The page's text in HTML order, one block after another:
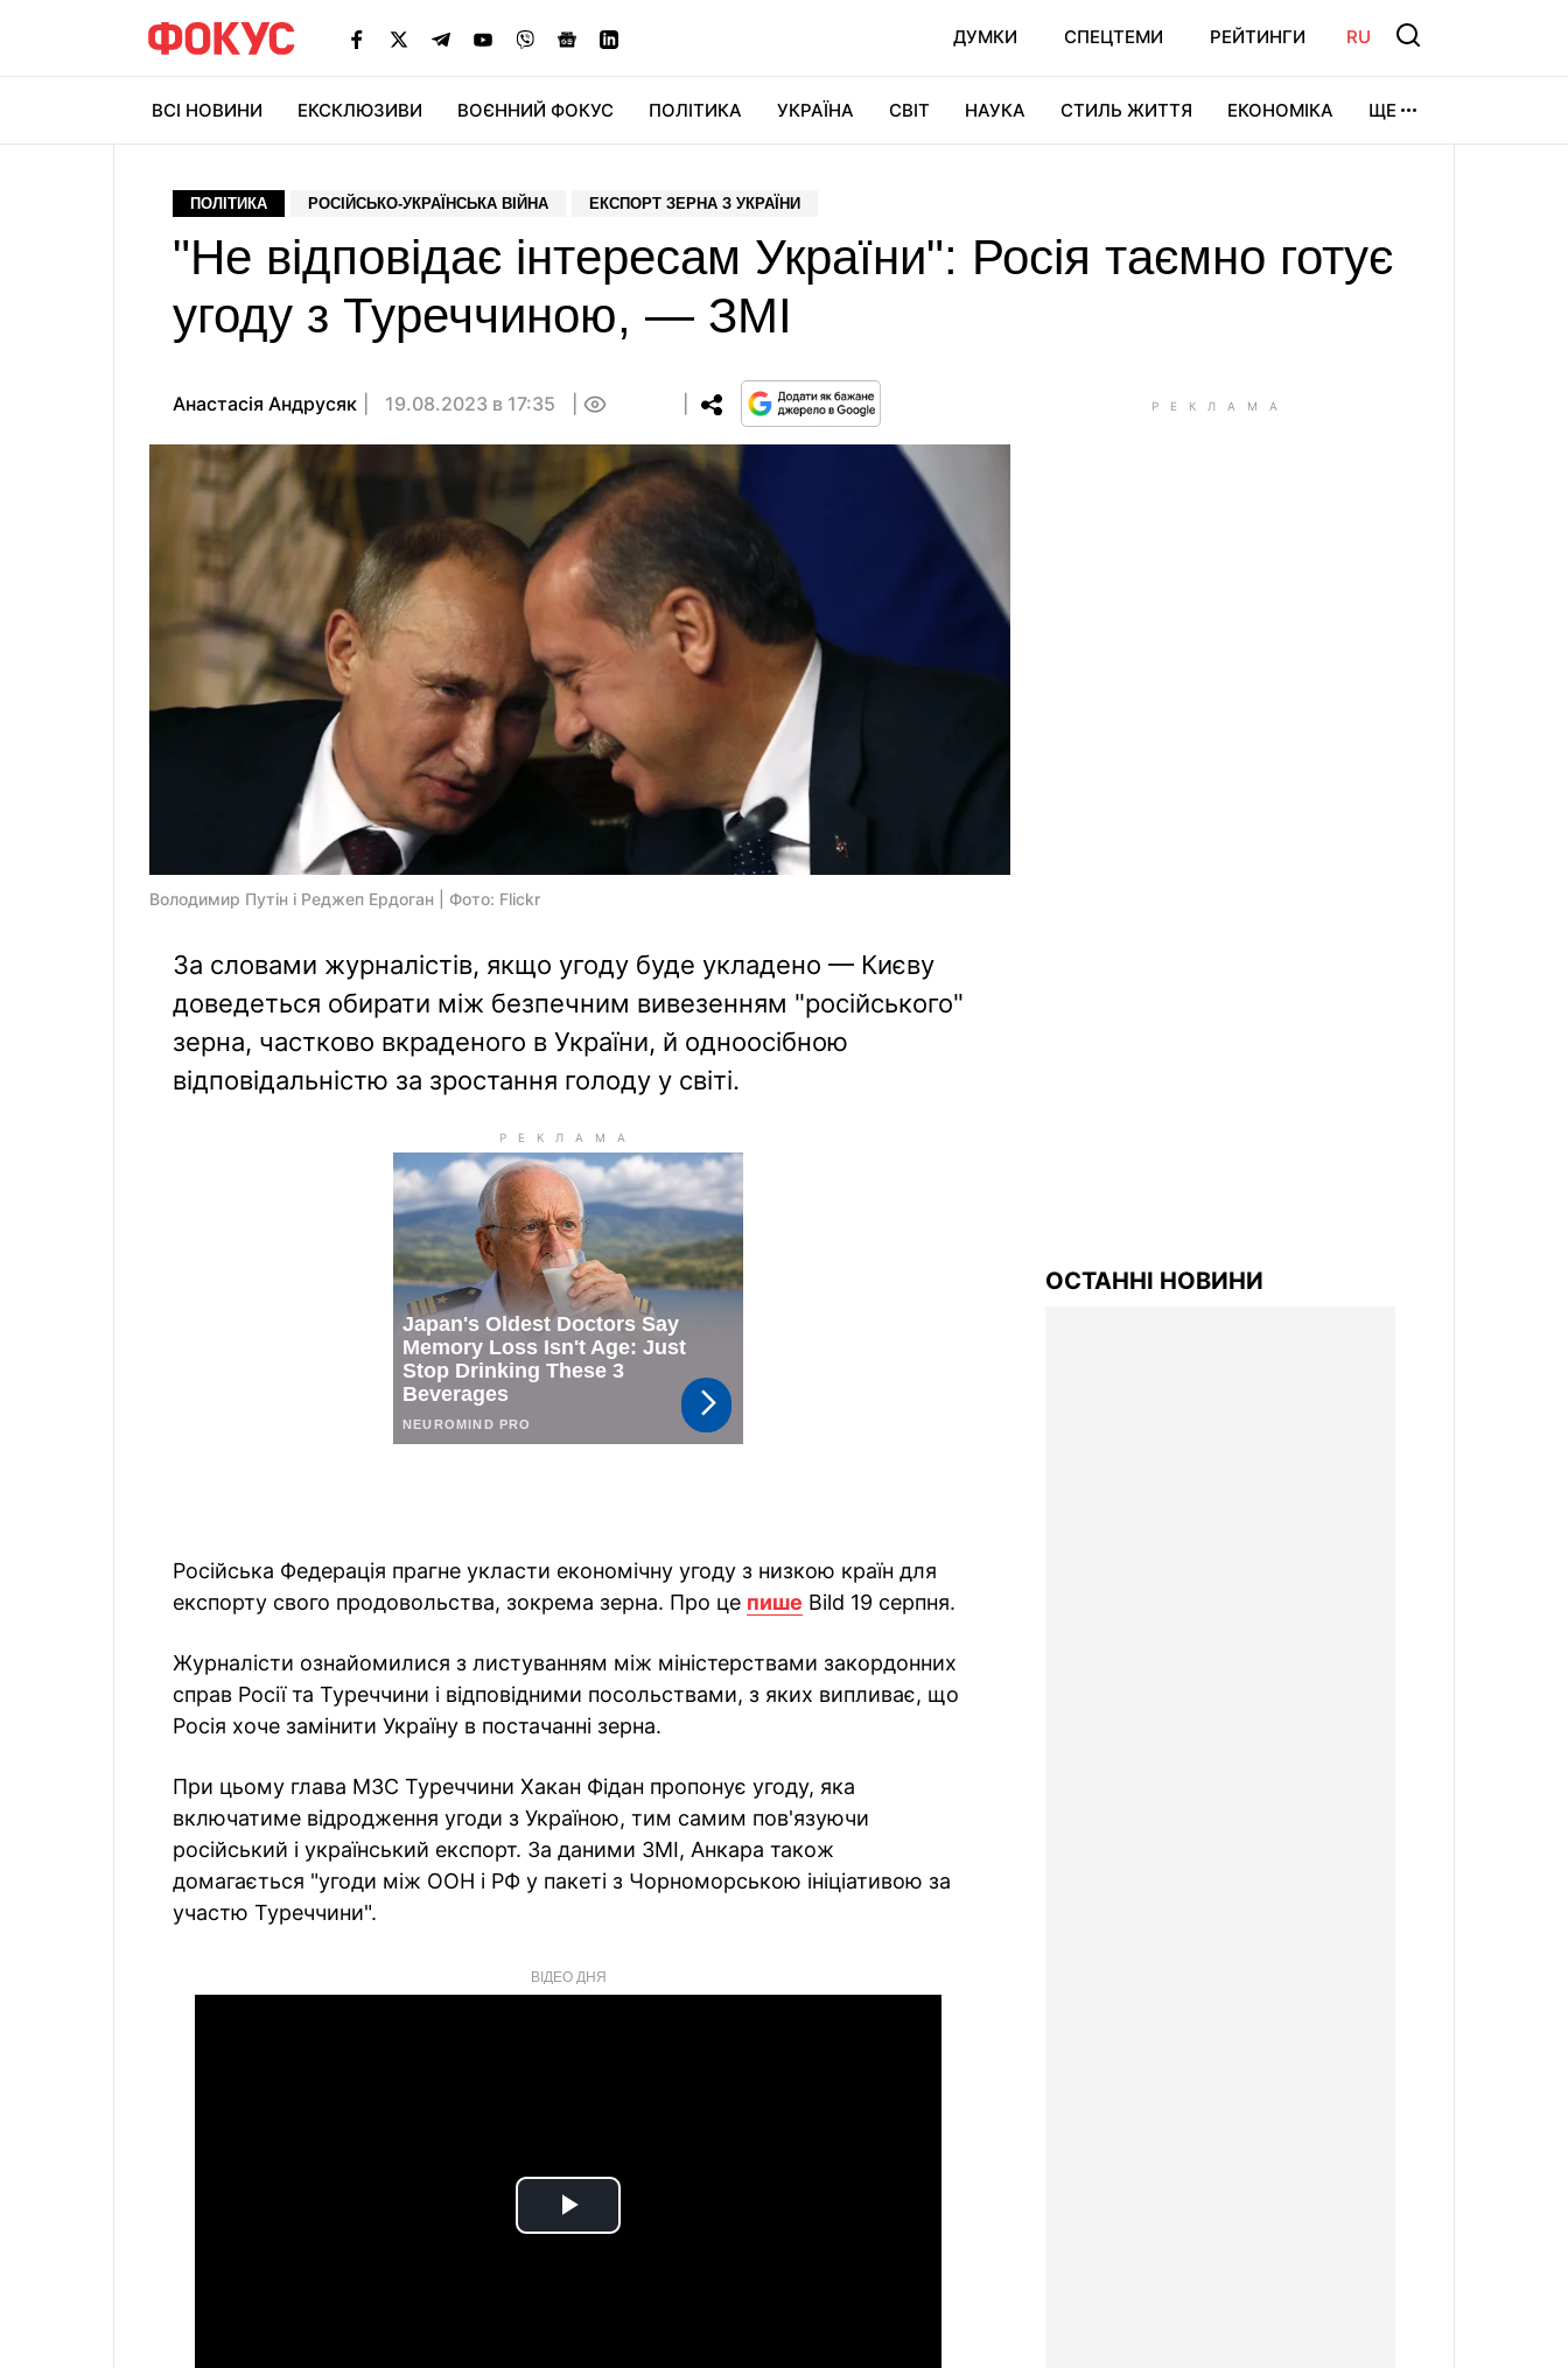
ДУМКИ СПЕЦТЕМИ РЕЙТИНГИ RU
ВСІ НОВИНИ ЕКСКЛЮЗИВИ ВОЄННИЙ ФОКУС ПОЛІТИКА УКРАЇНА СВІТ НАУКА СТИЛЬ ЖИТТЯ ЕКОНОМІКА ЩЕ
ПОЛІТИКА РОСІЙСЬКО-УКРАЇНСЬКА ВІЙНА ЕКСПОРТ ЗЕРНА З УКРАЇНИ
"Не відповідає інтересам України": Росія таємно готує
угоду з Туреччиною, — ЗМІ
Анастасiя Андрусяк 19.08.2023 в 17:35
Володимир Путін і Реджеп Ердоган | Фото: Flickr
За словами журналістів, якщо угоду буде укладено — Києву
доведеться обирати між безпечним вивезенням "російського"
зерна, частково вкраденого в України, й одноосібною
відповідальністю за зростання голоду у світі.
Російська Федерація прагне укласти економічну угоду з низкою країн для
експорту свого продовольства, зокрема зерна. Про це пише Bild 19 серпня.
Журналісти ознайомилися з листуванням між міністерствами закордонних
справ Росії та Туреччини і відповідними посольствами, з яких випливає, що
Росія хоче замінити Україну в постачанні зерна.
При цьому глава МЗС Туреччини Хакан Фідан пропонує угоду, яка
включатиме відродження угоди з Україною, тим самим пов'язуючи
російський і український експорт. За даними ЗМІ, Анкара також
домагається "угоди між ООН і РФ у пакеті з Чорноморською ініціативою за
участю Туреччини".
ВІДЕО ДНЯ
Play
ОСТАННІ НОВИНИ